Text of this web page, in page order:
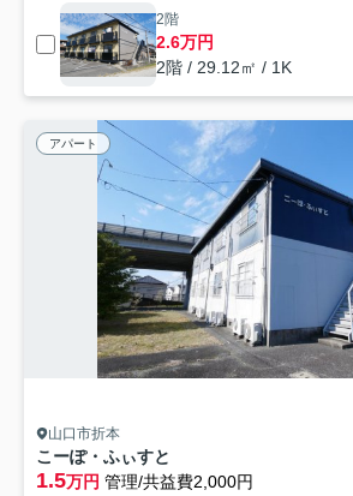
2階
2.6万円
2階 / 29.12㎡ / 1K
アパート
山口市折本
こーぽ・ふぃすと
1.5万円 管理/共益費2,000円